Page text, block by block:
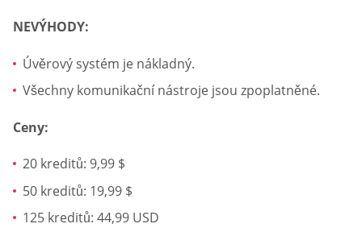
NEVÝHODY:
Úvěrový systém je nákladný.
Všechny komunikační nástroje jsou zpoplatněné.
Ceny:
20 kreditů: 9,99 $
50 kreditů: 19,99 $
125 kreditů: 44,99 USD